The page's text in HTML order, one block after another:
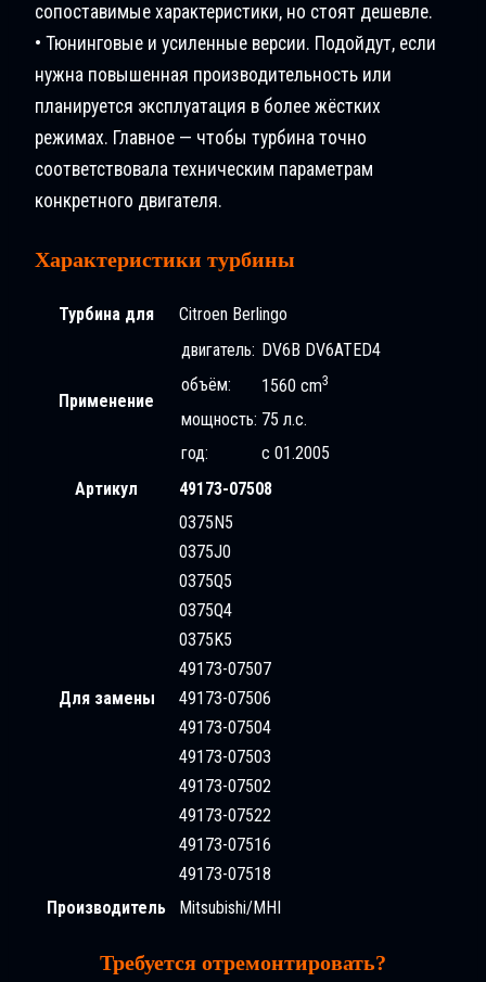
сопоставимые характеристики, но стоят дешевле.
• Тюнинговые и усиленные версии. Подойдут, если
нужна повышенная производительность или
планируется эксплуатация в более жёстких
режимах. Главное — чтобы турбина точно
соответствовала техническим параметрам
конкретного двигателя.
Характеристики турбины
Турбина для Citroen Berlingo
Применение
двигатель: DV6B DV6ATED4
объём:
1560 cm3
мощность: 75 л.с.
год:
с 01.2005
Артикул
49173-07508
Для замены
0375N5
0375J0
0375Q5
0375Q4
0375K5
49173-07507
49173-07506
49173-07504
49173-07503
49173-07502
49173-07522
49173-07516
49173-07518
Производитель
Mitsubishi/MHI
Требуется отремонтировать?